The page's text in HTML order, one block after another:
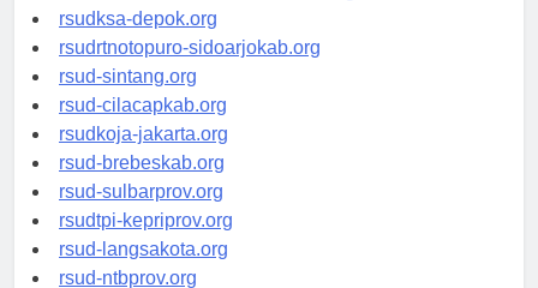
rsuddrloekmonohadi-kuduskab.org
rsudksa-depok.org
rsudrtnotopuro-sidoarjokab.org
rsud-sintang.org
rsud-cilacapkab.org
rsudkoja-jakarta.org
rsud-brebeskab.org
rsud-sulbarprov.org
rsudtpi-kepriprov.org
rsud-langsakota.org